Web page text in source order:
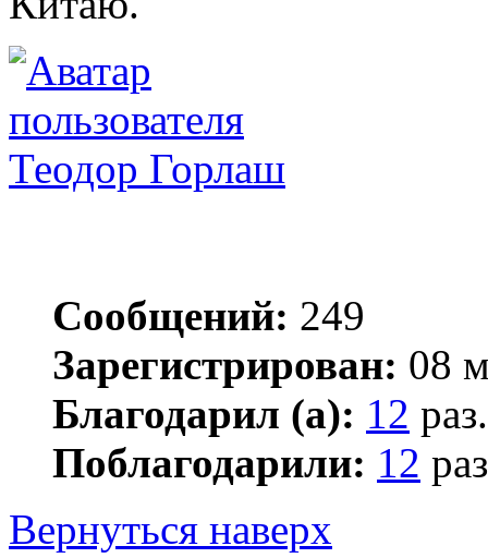
Теодор Горлаш
Сообщений: 249
Зарегистрирован: 08
Благодарил (а): 12 раз.
Поблагодарили: 12
Вернуться наверх